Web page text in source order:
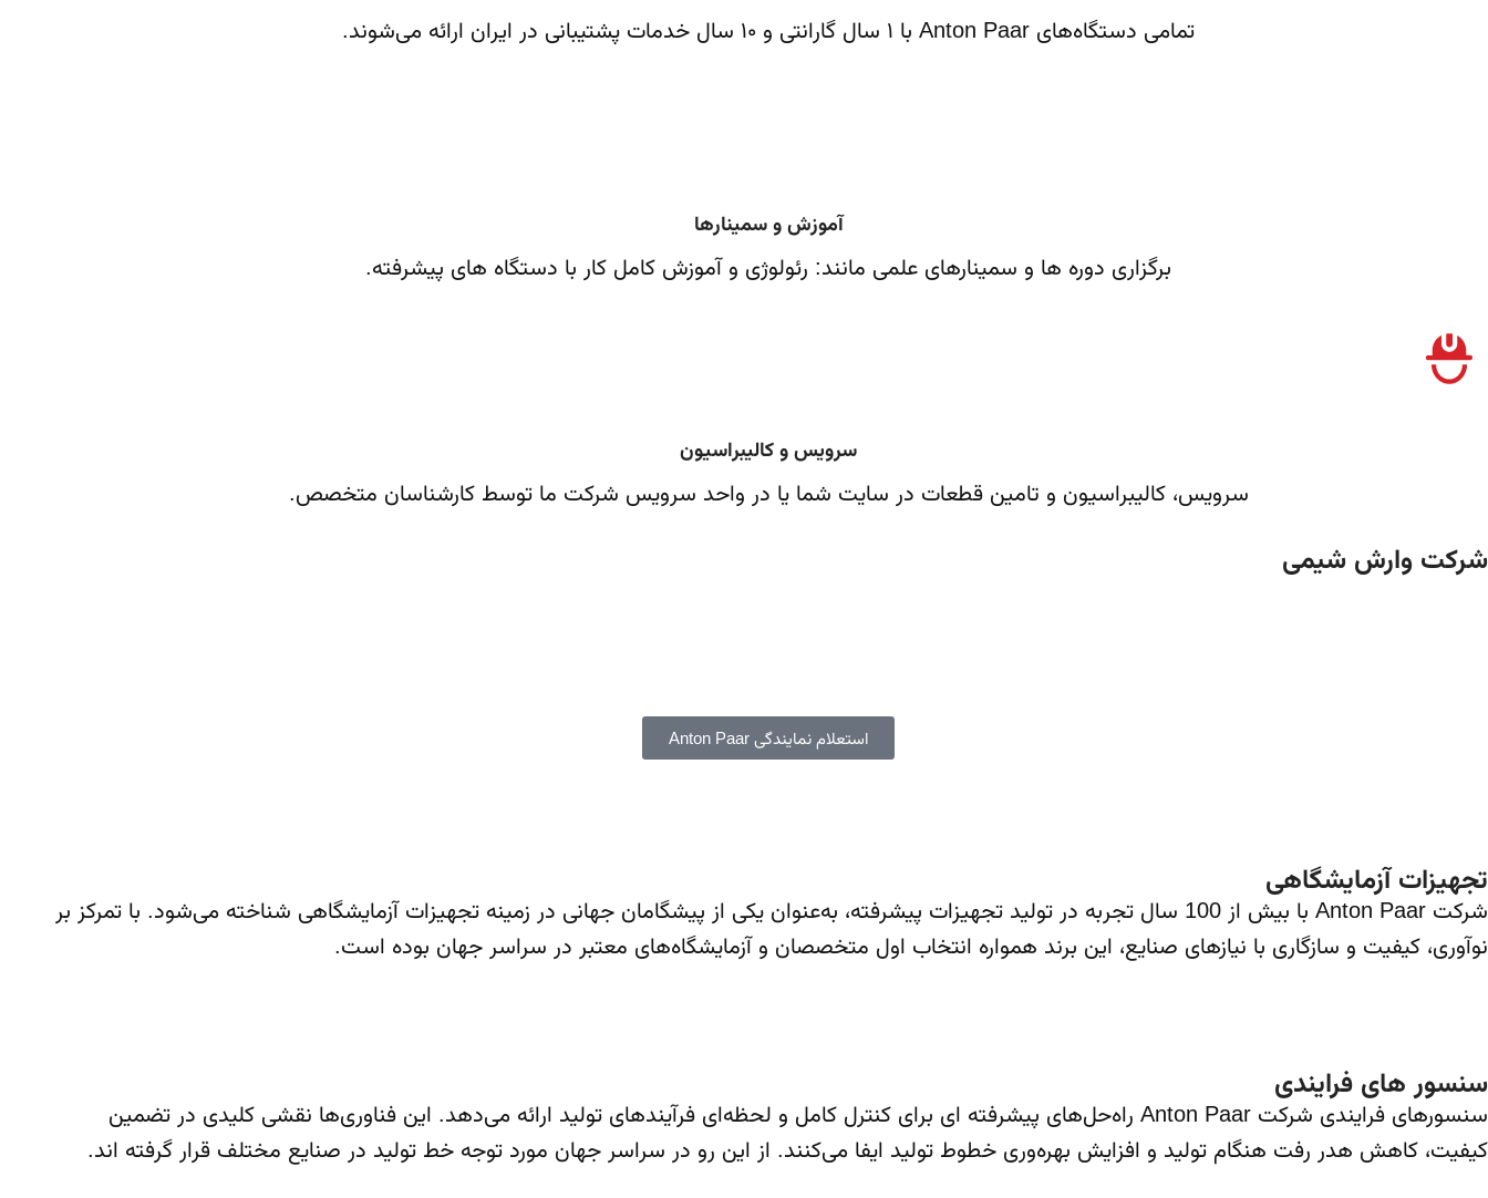
تمامی دستگاه‌های Anton Paar با ۱ سال گارانتی و ۱۰ سال خدمات پشتیبانی در ایران ارائه می‌شوند.
آموزش و سمینارها
برگزاری دوره ها و سمینارهای علمی مانند: رئولوژی و آموزش کامل کار با دستگاه های پیشرفته.
سرویس و کالیبراسیون
سرویس، کالیبراسیون و تامین قطعات در سایت شما یا در واحد سرویس شرکت ما توسط کارشناسان متخصص.
شرکت وارش شیمی
استعلام نمایندگی Anton Paar
تجهیزات آزمایشگاهی
شرکت Anton Paar با بیش از 100 سال تجربه در تولید تجهیزات پیشرفته، به‌عنوان یکی از پیشگامان جهانی در زمینه تجهیزات آزمایشگاهی شناخته می‌شود. با تمرکز بر
نوآوری، کیفیت و سازگاری با نیازهای صنایع، این برند همواره انتخاب اول متخصصان و آزمایشگاه‌های معتبر در سراسر جهان بوده است.
سنسور های فرایندی
سنسورهای فرایندی شرکت Anton Paar راه‌حل‌های پیشرفته ای برای کنترل کامل و لحظه‌ای فرآیندهای تولید ارائه می‌دهد. این فناوری‌ها نقشی کلیدی در تضمین
کیفیت، کاهش هدر رفت هنگام تولید و افزایش بهره‌وری خطوط تولید ایفا می‌کنند. از این رو در سراسر جهان مورد توجه خط تولید در صنایع مختلف قرار گرفته اند.